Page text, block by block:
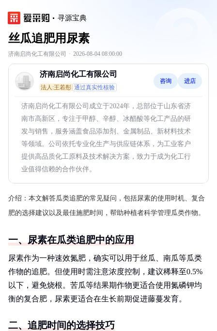
寻源宝典
丝瓜追肥用尿素
济南启尚化工有限公司 · 2026-08-04 08:00:00
济南启尚化工有限公司
法人:王若彤 通过真实性核验
咨询 进店
济南启尚化工有限公司成立于2024年，总部位于山东省济
南市高新区，专注于甲醇、辛醇、冰醋酸等化工产品的研
发与销售，服务涵盖食品添加剂、金属制品、新材料技术
等领域。公司依托专业化生产与供应链体系，为工业客户
提供高品质化工原料及技术解决方案，致力于成为化工行
业值得信赖的合作伙伴。
介绍： 本文解答瓜类追肥的常见疑问，包括尿素的使用时机、复合
肥的选择建议以及最佳施肥时间，帮助种植者科学管理瓜类作物。
一、尿素在瓜类追肥中的应用
尿素作为一种速效氮肥，确实可以用于丝瓜、南瓜等瓜类
作物的追肥。但使用时需注意浓度控制，建议稀释至0.5%
以下，避免烧根。苦瓜等结果期作物更适合使用氮磷钾均
衡的复合肥，尿素更适合在生长前期促进藤蔓发育。
二、追肥时间的选择技巧